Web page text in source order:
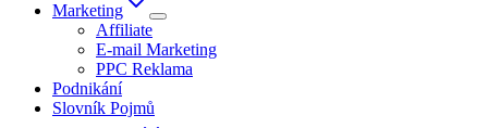
Marketing
Affiliate
E-mail Marketing
PPC Reklama
Podnikání
Slovník Pojmů